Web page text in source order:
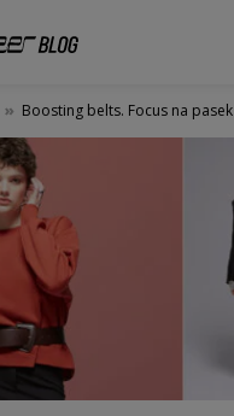
» Boosting belts. Focus na pasek